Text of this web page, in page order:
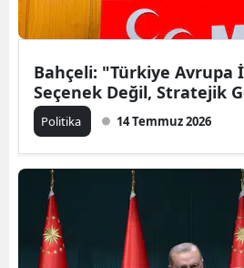
Bahçeli: "Türkiye Avrupa
Seçenek Değil, Stratejik
Politika 14 Temmuz 2026